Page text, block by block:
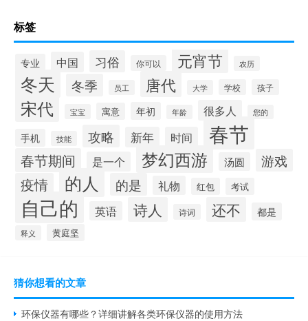
标签
专业 中国 习俗 你可以 元宵节 农历
冬天 冬季 员工 唐代 大学 学校 孩子
宋代 宝宝 寓意 年初 年龄 很多人 您的
手机 技能 攻略 新年 时间 春节
春节期间 是一个 梦幻西游 汤圆 游戏
疫情 的人 的是 礼物 红包 考试
自己的 英语 诗人 诗词 还不 都是
释义 黄庭坚
猜你想看的文章
环保仪器有哪些？详细讲解各类环保仪器的使用方法